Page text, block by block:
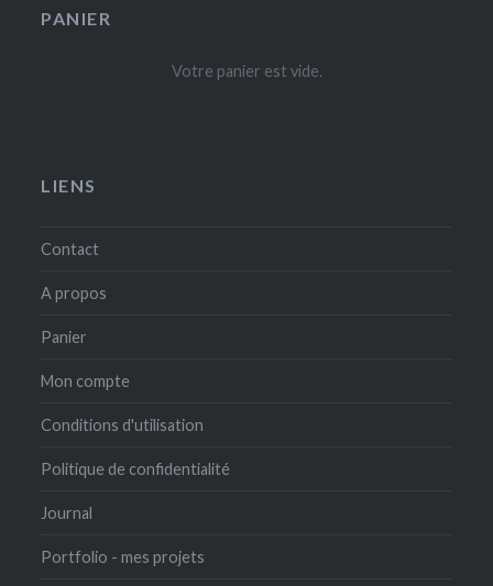
PANIER
Votre panier est vide.
LIENS
Contact
A propos
Panier
Mon compte
Conditions d'utilisation
Politique de confidentialité
Journal
Portfolio - mes projets